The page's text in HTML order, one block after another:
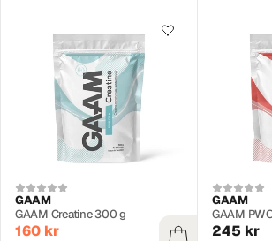
GAAM
GAAM Creatine 300 g
160 kr
GAAM
GAAM
245 kr